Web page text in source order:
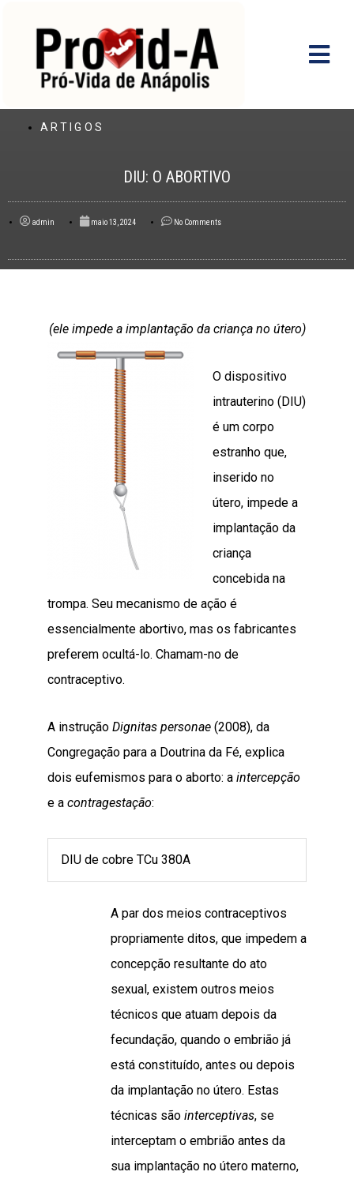
ARTIGOS
DIU: O ABORTIVO
admin maio 13, 2024 No Comments
(ele impede a implantação dacriança no útero)
O dispositivo
intrauterino (DIU)
é um corpo
estranho que,
inserido no
útero, impede a
implantação da
criança
concebida na
trompa. Seu mecanismo de ação é
essencialmente abortivo, mas os fabricantes
preferem ocultá-lo. Chamam-no de
contraceptivo.
A instrução Dignitas personae (2008), da
Congregação para a Doutrina da Fé, explica
dois eufemismos para o aborto: a intercepção
e a contragestação:
DIU de cobre TCu 380A
A par dos meios contraceptivos
propriamente ditos, que impedem a
concepção resultante do ato
sexual, existem outros meios
técnicos que atuam depois da
fecundação, quando o embrião já
está constituído, antes ou depois
da implantação no útero. Estas
técnicas são interceptivas, se
interceptam o embrião antes da
sua implantação no útero materno,